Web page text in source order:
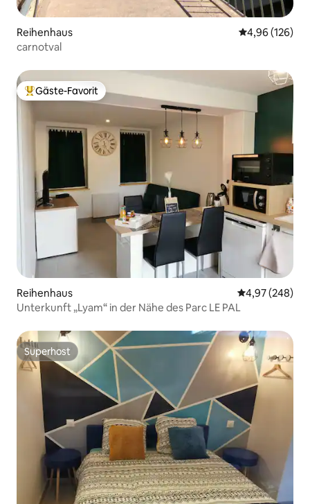
Reihenhaus
4,96 (126)
carnotval
Beliebter Gäste-Favorit.
Gäste-Favorit
Reihenhaus
4,97 (248)
Unterkunft „Lyam“ in der Nähe des Parc LE PAL
Superhost
Superhost